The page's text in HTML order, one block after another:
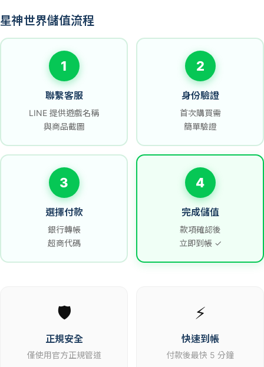
星神世界儲值流程
1
聯繫客服
LINE 提供遊戲名稱
與商品截圖
2
身份驗證
首次購買需
簡單驗證
3
選擇付款
銀行轉帳
超商代碼
4
完成儲值
款項確認後
立即到帳 ✓
🛡️
正規安全
僅使用官方正規管道
⚡
快速到帳
付款後最快 5 分鐘